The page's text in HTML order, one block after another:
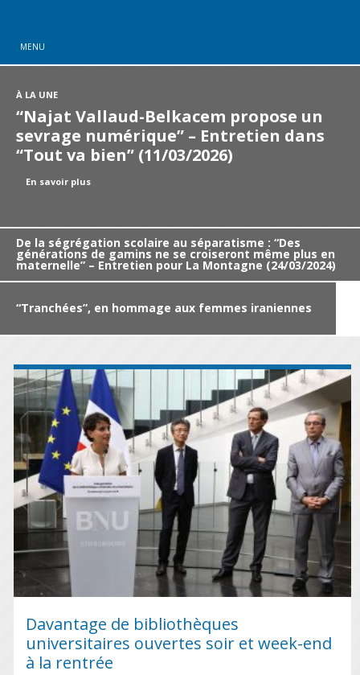
MENU
À LA UNE
“Najat Vallaud-Belkacem propose un
sevrage numérique” – Entretien dans
“Tout va bien” (11/03/2026)
En savoir plus
De la ségrégation scolaire au séparatisme : “Des
générations de gamins ne se croiseront même plus en
maternelle” – Entretien pour La Montagne (24/03/2024)
“Tranchées”, en hommage aux femmes iraniennes
Davantage de bibliothèques
universitaires ouvertes soir et week-end
à la rentrée